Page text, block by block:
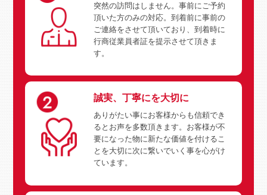
突然の訪問はしません。事前にご予約
頂いた方のみの対応。到着前に事前の
ご連絡をさせて頂いており、到着時に
行商従業員者証を提示させて頂きま
す。
誠実、丁寧にを大切に
ありがたい事にお客様からも信頼でき
るとお声を多数頂きます。お客様が不
要になった物に新たな価値を付けるこ
とを大切に次に繋いでいく事を心がけ
ています。